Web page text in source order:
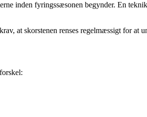
inden fyringssæsonen begynder. En
at skorstenen renses regelmæssigt for at